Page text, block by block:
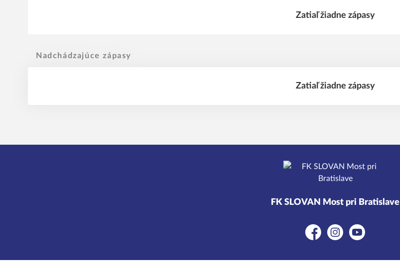
Zatiaľ žiadne zápasy
Nadchádzajúce zápasy
Zatiaľ žiadne zápasy
FK SLOVAN Most pri Bratislave
FacebookInstagramYouTube